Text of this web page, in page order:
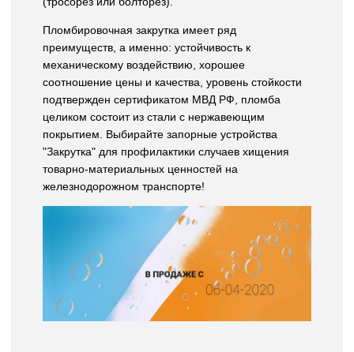
Пломбировочная закрутка имеет ряд
преимуществ, а именно: устойчивость к
механическому воздействию, хорошее
соотношение цены и качества, уровень стойкости
подтвержден сертификатом МВД РФ, пломба
целиком состоит из стали с нержавеющим
покрытием. Выбирайте запорные устройства
"Закрутка" для профилактики случаев хищения
товарно-материальных ценностей на
железнодорожном транспорте!